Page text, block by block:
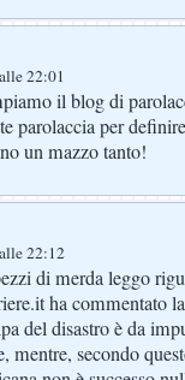
22:01
il blog di
parolaccia per
un mazzo tanto!
22:12
di merda leggo
ha commentato
del disastro è da
mentre, secondo